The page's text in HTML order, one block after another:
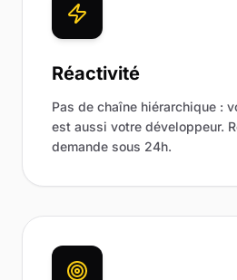
Réactivité
Pas de chaîne hiérarchique :
est aussi votre développeur.
demande sous 24h.